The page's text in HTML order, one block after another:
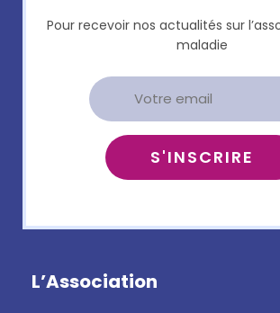
Pour recevoir nos actualités sur
maladie
L’Association